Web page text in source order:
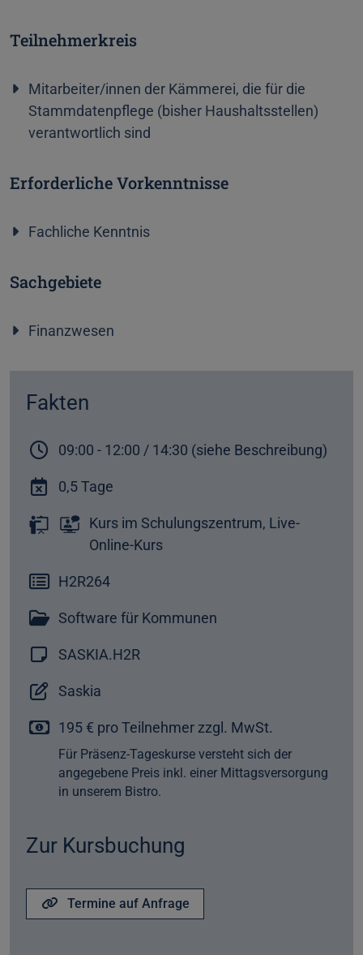
Teilnehmerkreis
Mitarbeiter/innen der Kämmerei, die für die
Stammdatenpflege (bisher Haushaltsstellen)
verantwortlich sind
Erforderliche Vorkenntnisse
Fachliche Kenntnis
Sachgebiete
Finanzwesen
Fakten
09:00 - 12:00 / 14:30 (siehe Beschreibung)
0,5 Tage
Kurs im Schulungszentrum, Live-
Online-Kurs
H2R264
Software für Kommunen
SASKIA.H2R
Saskia
195 € pro Teilnehmer zzgl. MwSt.
Für Präsenz-Tageskurse versteht sich der
angegebene Preis inkl. einer Mittagsversorgung
in unserem Bistro.
Zur Kursbuchung
Termine auf Anfrage